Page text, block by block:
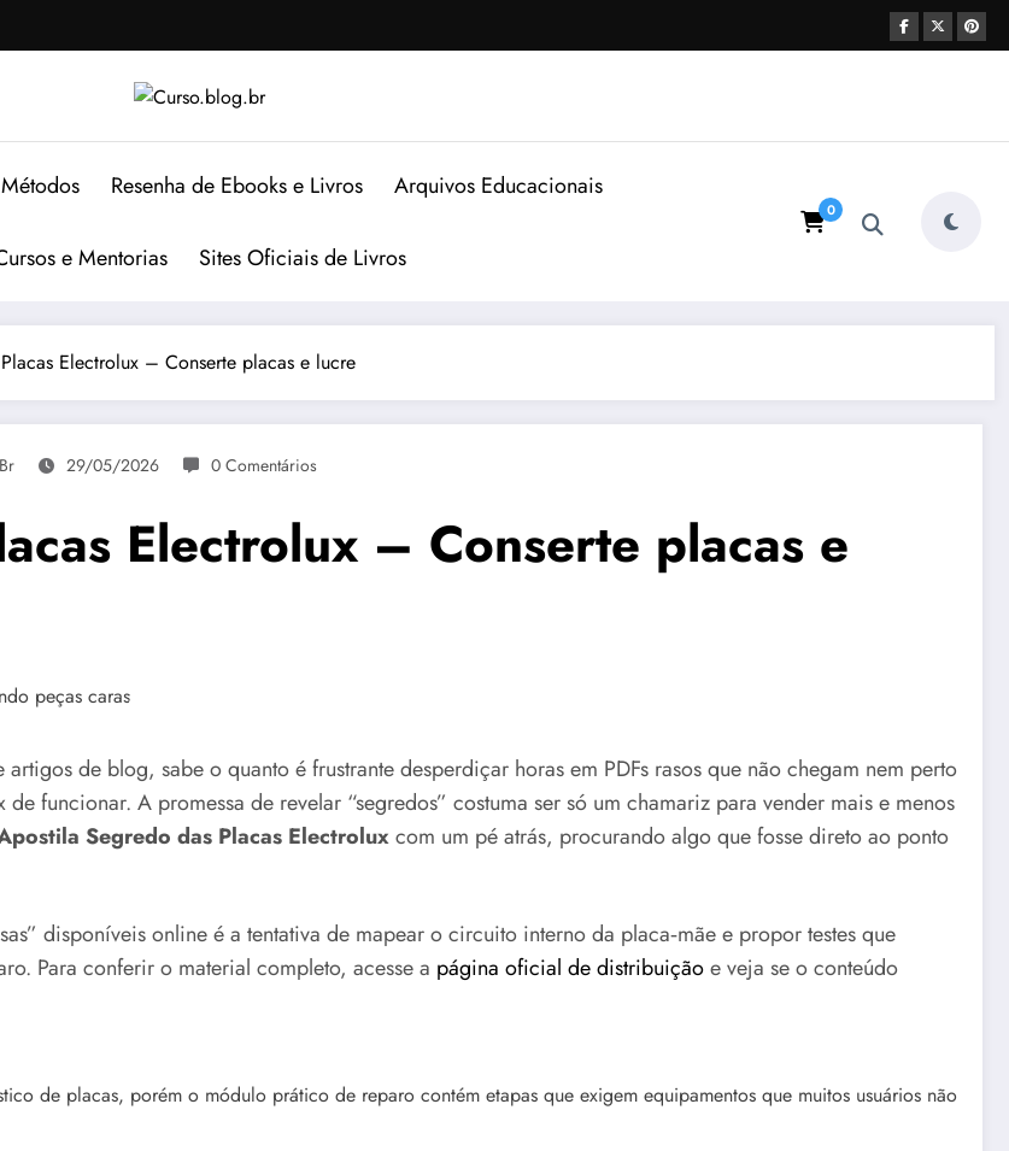
Resenha de Ebooks e Livros Arquivos Educacionais
e Mentorias Sites Oficiais de Livros
0
Electrolux – Conserte placas e lucre
29/05/2026 0 Comentários
Electrolux – Conserte placas e
de blog, sabe o quanto é frustrante desperdiçar horas em PDFs rasos que não chegam nem perto
funcionar. A promessa de revelar “segredos” costuma ser só um chamariz para vender mais e menos
Segredo das Placas Electroluxcom um pé atrás, procurando algo que fosse direto ao ponto
disponíveis online é a tentativa de mapear o circuito interno da placa‑mãe e propor testes que
Para conferir o material completo, acesse a página oficial de distribuiçãoe veja se o conteúdo
de placas, porém o módulo prático de reparo contém etapas que exigem equipamentos que muitos usuários não